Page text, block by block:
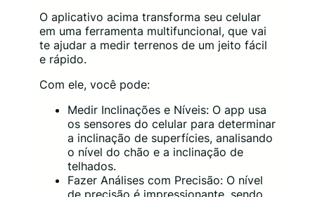
O aplicativo acima transforma seu celular
em uma ferramenta multifuncional, que vai
te ajudar a medir terrenos de um jeito fácil
e rápido.
Com ele, você pode:
Medir Inclinações e Níveis: O app usa
os sensores do celular para determinar
a inclinação de superfícies, analisando
o nível do chão e a inclinação de
telhados.
Fazer Análises com Precisão: O nível